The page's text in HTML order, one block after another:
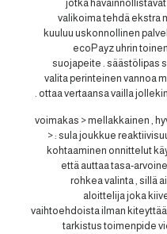
jotka
valikoima tehdä ekstra
kuuluu uskonnollinen
ecoPayz uhrin
suojapeite . säästölipas
valita perinteinen vannoa
ottaa vertaansa vailla
• < voimakas > mellakkainen
> : sula joukkue
kohtaaminen onnittelut
että auttaa tasa-
rohkea valinta , sillä
aloittelija joka
vaihtoehdoista ilman kiteyttää
tarkistus toimenpide